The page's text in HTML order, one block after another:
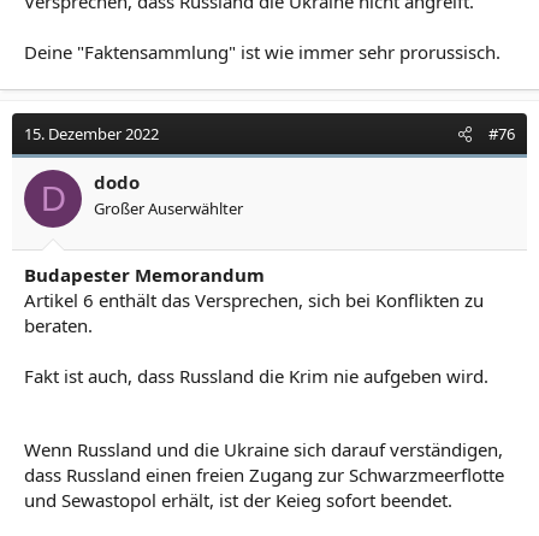
Deine "Faktensammlung" ist wie immer sehr prorussisch.
15. Dezember 2022 #76
D dodo
Großer Auserwählter
Budapester Memorandum
Artikel 6 enthält das Versprechen, sich bei Konflikten zu
beraten.
Fakt ist auch, dass Russland die Krim nie aufgeben wird.
Wenn Russland und die Ukraine sich darauf verständigen,
dass Russland einen freien Zugang zur Schwarzmeerflotte
und Sewastopol erhält, ist der Keieg sofort beendet.